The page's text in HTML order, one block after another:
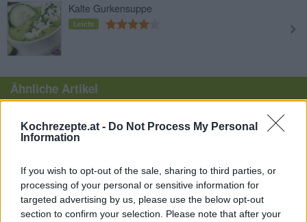
Kochrezepte.at - Do Not Process My Personal
Information
If you wish to opt-out of the sale, sharing to third parties, or
processing of your personal or sensitive information for
targeted advertising by us, please use the below opt-out
section to confirm your selection. Please note that after your
Kalte Gurkensuppe
Leicht
Ähnliche Artikel
Sauce Hollandaise gilt als anspruchsvoll in der
Zubereitung und kann s...
Wieviel Gramm hat ein Esslöffel?
Wieviel Gramm hat ein Essölffel Mehl? Wieviel Gramm
hat ein Teelöffe... » mehr